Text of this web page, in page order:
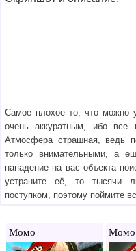
Самое плохое то, что можно
очень аккуратным, ибо все
Атмосфера страшная, ведь
только внимательными, а
нападение на вас объекта
устраните её, то тысячи
поступком, поэтому поймите
Момо Момо